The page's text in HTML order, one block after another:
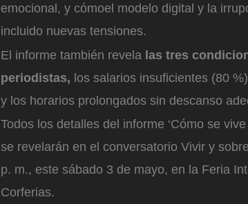
emocional, y cómoel modelo digital y la
incluido nuevas tensiones.
El informe también revela las tres
periodistas, los salarios insuficientes (80
y los horarios prolongados sin descanso
Todos los detalles del informe ‘Cómo se
se revelarán en el conversatorio Vivir y
p. m., este sábado 3 de mayo, en la Feria
Corferias.